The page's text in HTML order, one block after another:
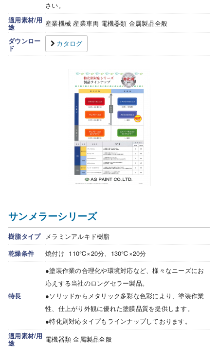
さい。
適用素材/用
途
産業機械 産業車両 電機器類 金属製品全般
ダウンロー
ド
カタログ
サンメラーシリーズ
樹脂タイプ
メラミンアルキド樹脂
乾燥条件
焼付け 110℃×20分、130℃×20分
特長
●塗装作業の合理化や環境対応など、様々なニーズにお
応えする当社のロングセラー製品。
●ソリッドからメタリック多彩な色彩により、塗装作業
性、仕上がり外観に優れた塗膜品質を提供します。
●特化則対応タイプもラインナップしております。
適用素材/用
途
電機器類 金属製品全般